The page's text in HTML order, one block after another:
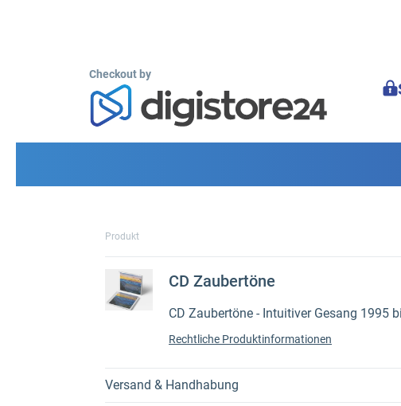
Checkout by
Produkt
CD Zaubertöne
CD Zaubertöne - Intuitiver Gesang 1995
Rechtliche Produktinformationen
Versand & Handhabung